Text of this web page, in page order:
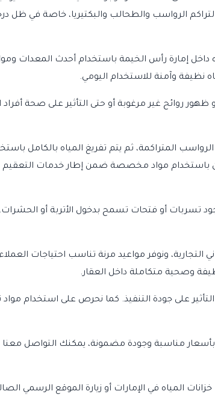
الرواسب والطحالب والبكتيريا، خاصة في ظل
إمارة رأس الخيمة باستخدام أحدث المعدات
نظيفة وآمنة للاستخدام اليومي.
ظهور روائح غير مرغوبة أو حتى التأثير على صحة
الرواسب المتراكمة، ثم يتم تفريغ المياه
باستخدام مواد مخصصة ضمن إطارخدمات التعقيم
تسربات أو فتحات تسمح بدخول الأتربة أو
التجارية، ونوفر مواعيد مرنة تناسب احتياجات
وصحية متكاملة داخل العقار.
على جودة التنفيذ. كما نحرص على استخدام مواد
بأسعار مناسبة وجودة مضمونة، يمكنك التواصل معنا
المياه في الإمارات أو زيارة الموقع الرسمي